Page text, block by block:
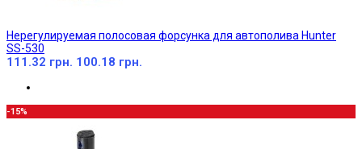
Нерегулируемая полосовая форсунка для автополива Hunter
SS-530
111.32 грн. 100.18 грн.
-15%